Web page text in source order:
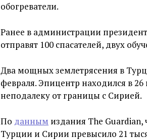
обогреватели.
Ранее в администрации
отправят 100 спасателей, двух
Два мощных землетрясения в
февраля. Эпицентр находился в
неподалеку от границы с Сирией.
По данным издания The Guardian,
Турции и Сирии превысило 21